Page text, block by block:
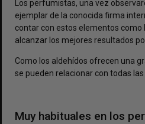
Los perfumistas, una vez
ejemplar de la conocida firma
contar con estos elementos
alcanzar los mejores resultados
Como los aldehídos ofrecen una
se pueden relacionar con todas
Muy habituales en los